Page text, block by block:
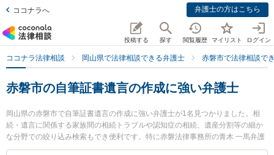
ココナラへ 弁護士の方はこちら
投稿する 探す 閲覧履歴 マイリスト ログイン
ココナラ法律相談 岡山県で法律相談できる弁護士 赤磐市で法律相談で
赤磐市の自筆証書遺言の作成に強い弁護士
岡山県の赤磐市で自筆証書遺言の作成に強い弁護士が1名見つかりました。相
続・遺言に関係する家族間の相続トラブルや認知症の相続、遺産分割等の細か
な分野での絞り込み検索もでき便利です。特に赤磐法律事務所の青木 一馬弁護
士のプロフィール情報や弁護士費用、強みなどが注目されています。『赤磐市